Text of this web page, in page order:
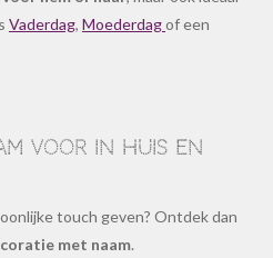
Vaderdag, Moederdagof een
voor in huis en
touch geven? Ontdek dan
met naam.